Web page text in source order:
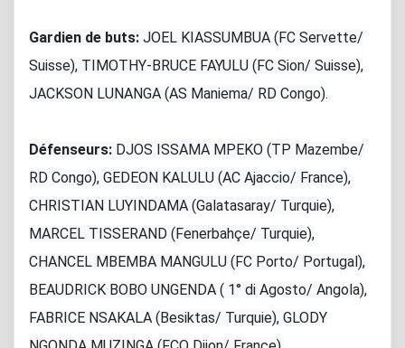
Gardien de buts: JOEL KIASSUMBUA (FC Servette/
Suisse), TIMOTHY-BRUCE FAYULU (FC Sion/ Suisse),
JACKSON LUNANGA (AS Maniema/ RD Congo).
Défenseurs: DJOS ISSAMA MPEKO (TP Mazembe/
RD Congo), GEDEON KALULU (AC Ajaccio/ France),
CHRISTIAN LUYINDAMA (Galatasaray/ Turquie),
MARCEL TISSERAND (Fenerbahçe/ Turquie),
CHANCEL MBEMBA MANGULU (FC Porto/ Portugal),
BEAUDRICK BOBO UNGENDA ( 1° di Agosto/ Angola),
FABRICE NSAKALA (Besiktas/ Turquie), GLODY